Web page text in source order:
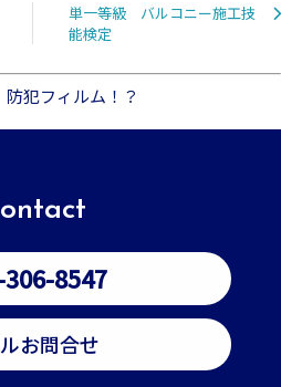
単一等級 バルコニー施工技
能検定
防犯フィルム！？
8547
お問合せ